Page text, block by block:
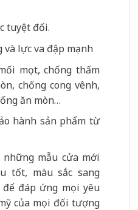
tuyệt đối.
và lực va đập mạnh
mọt, chống thấm
chống cong vênh,
ăn mòn…
hành sản phẩm từ
mẫu cửa mới
tốt, màu sắc sang
đáp ứng mọi yêu
của mọi đối tượng